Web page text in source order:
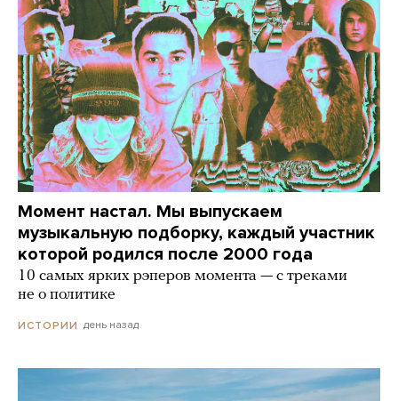
Момент настал. Мы выпускаем
музыкальную подборку, каждый участник
которой родился после 2000 года
10 самых ярких рэперов момента — с треками
не о политике
ИСТОРИИ день назад